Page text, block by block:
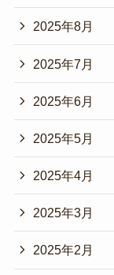
2025年8月
2025年7月
2025年6月
2025年5月
2025年4月
2025年3月
2025年2月